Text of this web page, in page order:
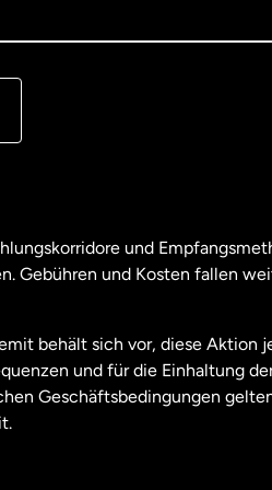
und
Gebühren und Kosten fallen
behält sich vor, diese Aktion
und für die Einhaltung
Geschäftsbedingungen